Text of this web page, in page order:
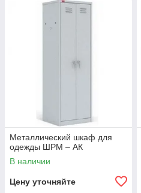
Металлический шкаф для
одежды ШРМ – АК
В наличии
Цену уточняйте